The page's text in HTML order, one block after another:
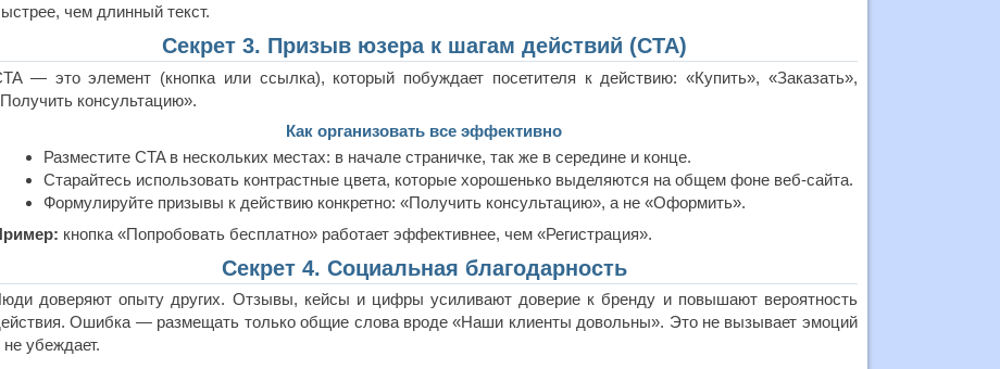
чем длинный текст.
Секрет 3. Призыв юзера к шагам действий (CTA)
— это элемент (кнопка или ссылка), который побуждает посетителя к действию: «Купить», «Заказать»,
консультацию».
Как организовать все эффективно
Разместите CTA в нескольких местах: в начале страничке, так же в середине и конце.
Старайтесь использовать контрастные цвета, которые хорошенько выделяются на общем фоне веб-сайта.
Формулируйте призывы к действию конкретно: «Получить консультацию», а не «Оформить».
кнопка «Попробовать бесплатно» работает эффективнее, чем «Регистрация».
Секрет 4. Социальная благодарность
доверяют опыту других. Отзывы, кейсы и цифры усиливают доверие к бренду и повышают вероятность
Ошибка — размещать только общие слова вроде «Наши клиенты довольны». Это не вызывает эмоций
не убеждает.